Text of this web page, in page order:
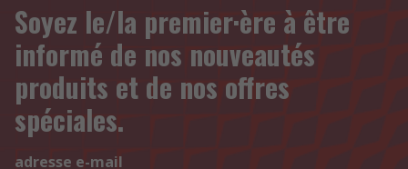
Soyez le/la premier·ère à être
informé de nos nouveautés
produits et de nos offres
spéciales.
adresse e-mail